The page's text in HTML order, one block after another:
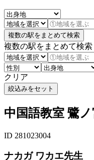
複数の駅をまとめて検索
クリア
中国語教室 鷺
ID 281023004
ナカガ ワカエ先生